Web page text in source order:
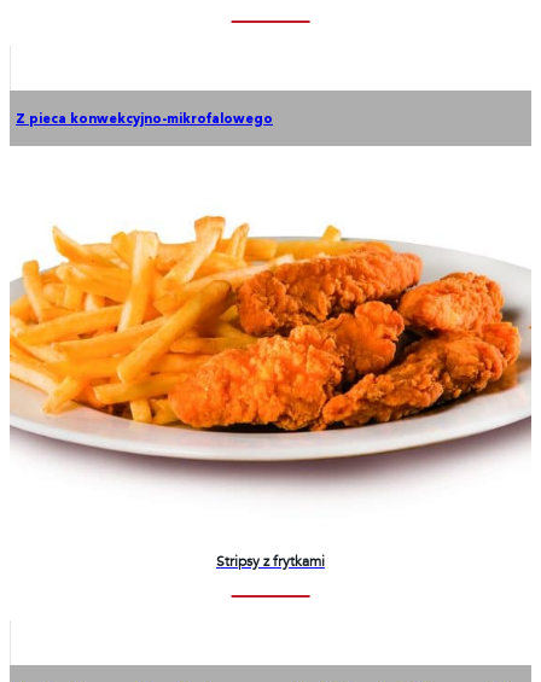
Z pieca konwekcyjno-mikrofalowego
Stripsy z frytkami